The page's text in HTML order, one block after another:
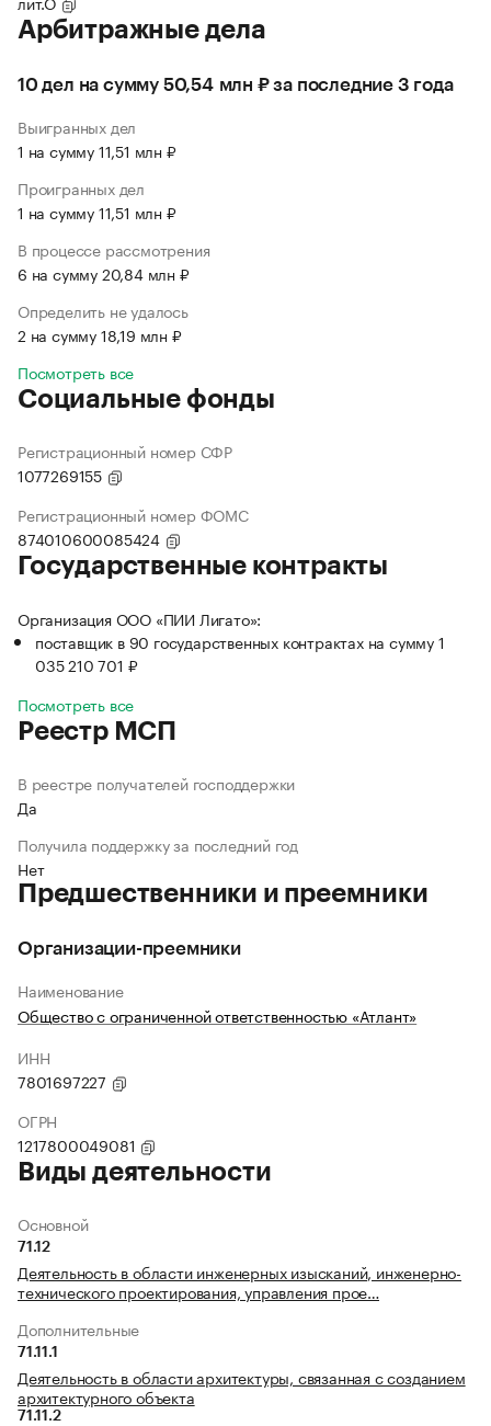
Арбитражные дела
10 дел на сумму 50,54 млн ₽ за последние 3 года
Выигранных дел
1 на сумму 11,51 млн ₽
Проигранных дел
1 на сумму 11,51 млн ₽
В процессе рассмотрения
6 на сумму 20,84 млн ₽
Определить не удалось
2 на сумму 18,19 млн ₽
Посмотреть все
Социальные фонды
Регистрационный номер СФР
1077269155
Регистрационный номер ФОМС
874010600085424
Государственные контракты
Организация ООО «ПИИ Лигато»:
поставщик в 90 государственных контрактах на сумму 1
035 210 701 ₽
Посмотреть все
Реестр МСП
В реестре получателей господдержки
Да
Получила поддержку за последний год
Нет
Предшественники и преемники
Организации-преемники
Наименование
Общество с ограниченной ответственностью «Атлант»
ИНН
7801697227
ОГРН
1217800049081
Виды деятельности
Основной
71.12
Деятельность в области инженерных изысканий, инженерно-
технического проектирования, управления прое…
Дополнительные
71.11.1
Деятельность в области архитектуры, связанная с созданием
архитектурного объекта
71.11.2